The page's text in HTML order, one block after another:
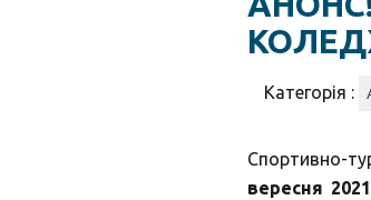
Категорія :
Спортивно-
вересня